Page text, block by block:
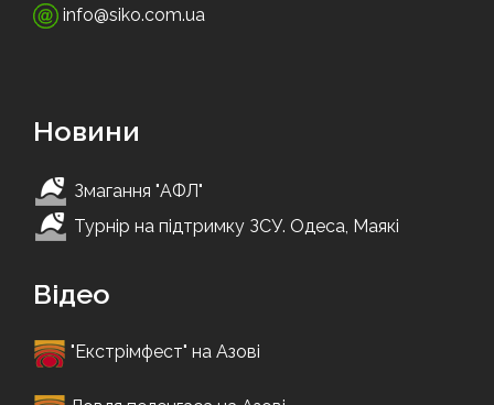
info@siko.com.ua
Новини
Змагання "АФЛ"
Турнір на підтримку ЗСУ. Одеса, Маякі
Відео
"Екстрімфест" на Азові